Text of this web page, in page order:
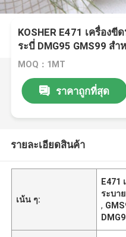
KOSHER E471 เครื่อง
ระบี่ DMG95 GMS99 สํ
MOQ：1MT
ราคาถูกที่สุด
รายละเอียดสินค้า
เน้น ๆ:
E471
ระบาย
,